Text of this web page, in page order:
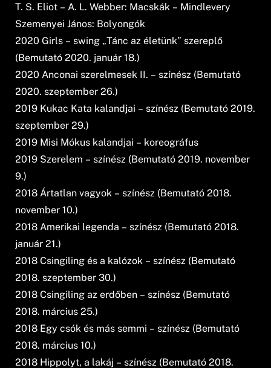
T. S. Eliot – A. L. Webber: Macskák – Mindlevery
Szemenyei János: Bolyongók
2020 Girls – swing „Tánc az életünk” szereplő
(Bemutató 2020. január 18.)
2020 Anconai szerelmesek II. – színész (Bemutató
2020. szeptember 26.)
2019 Kukac Kata kalandjai – színész (Bemutató 2019.
szeptember 29.)
2019 Misi Mókus kalandjai – koreográfus
2019 Szerelem – színész (Bemutató 2019. november
9.)
2018 Ártatlan vagyok – színész (Bemutató 2018.
november 10.)
2018 Amerikai legenda – színész (Bemutató 2018.
január 21.)
2018 Csingiling és a kalózok – színész (Bemutató
2018. szeptember 30.)
2018 Csingiling az erdőben – színész (Bemutató
2018. március 25.)
2018 Egy csók és más semmi – színész (Bemutató
2018. március 10.)
2018 Hippolyt, a lakáj – színész (Bemutató 2018.